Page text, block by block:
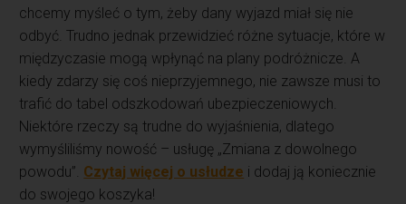
chcemy myśleć o tym, żeby dany wyjazd miał się nie
odbyć. Trudno jednak przewidzieć różne sytuacje, które w
międzyczasie mogą wpłynąć na plany podróżnicze. A
kiedy zdarzy się coś nieprzyjemnego, nie zawsze musi to
trafić do tabel odszkodowań ubezpieczeniowych.
Niektóre rzeczy są trudne do wyjaśnienia, dlatego
wymyśliliśmy nowość – usługę „Zmiana z dowolnego
powodu”. Czytaj więcej o usłudze i dodaj ją koniecznie
do swojego koszyka!